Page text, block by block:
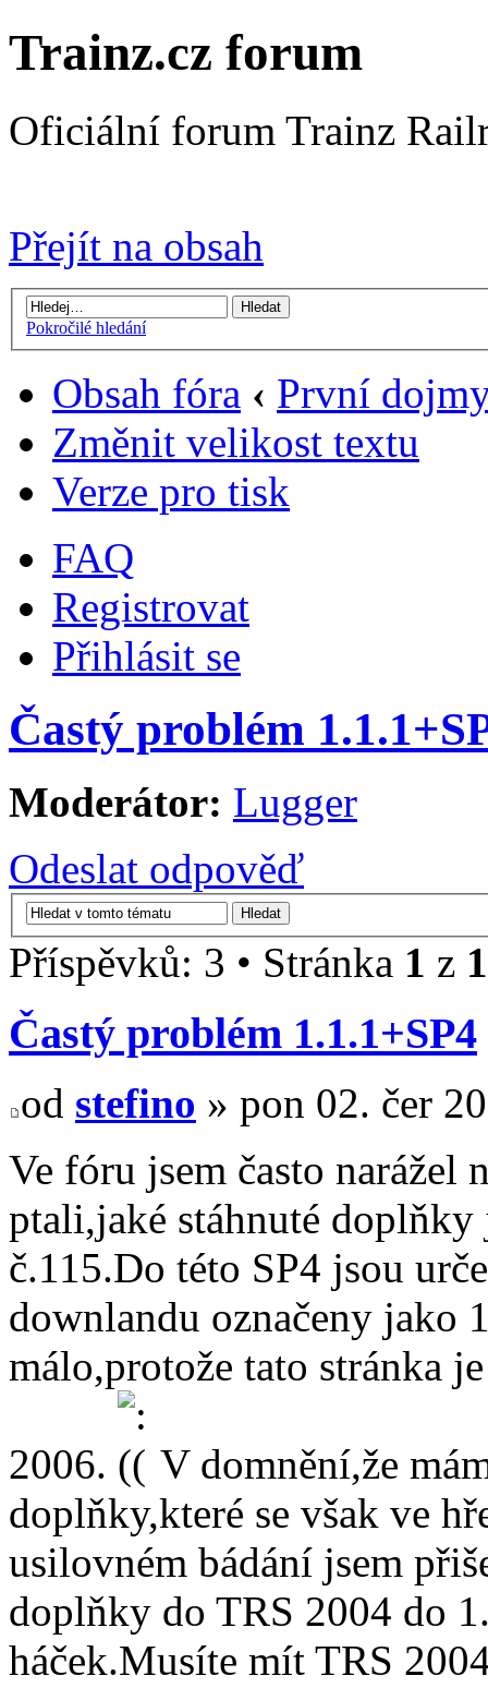
Trainz.cz forum
Oficiální forum Trainz
Přejít na obsah
Pokročilé hledání
Obsah fóra ‹ První
Změnit velikost textu
Verze pro tisk
FAQ
Registrovat
Přihlásit se
Častý problém
Moderátor: Lugger
Odeslat odpověď
Příspěvků: 3 • Stránka 1 z 1
Častý problém 1.1.1+SP4
od stefino » pon 02. čer
Ve fóru jsem často narážel
ptali,jaké stáhnuté
č.115.Do této SP4 jsou
downlandu označeny jako
málo,protože tato stránka
2006.
V domnění,že
doplňky,které se však ve
usilovném bádání jsem
doplňky do TRS 2004 do
háček.Musíte mít TRS